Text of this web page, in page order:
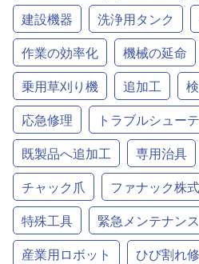
建設機器
洗浄用タンク
作業の効率化
機械の延命
乗用草刈り機
追加工
応急修理
トラブルシュー
既製品へ追加工
専用治具
チャック爪
ファナック株
特殊工具
緊急メンテナンス
産業用ロボット
ひび割れ